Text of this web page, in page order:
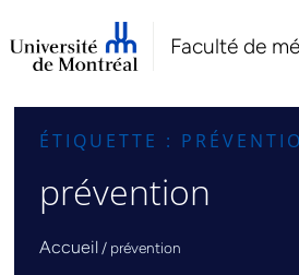
Faculté de
ÉTIQUETTE :
prévention
Accueil / prévention